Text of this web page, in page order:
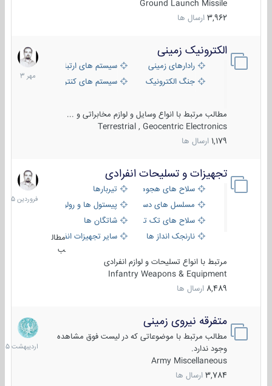
Ground Launch Missile
3,962 ارسال ها
الکترونیک زمینی
رادارهای زمینی
سیستم های ارتباطی و جمع آوری
جنگ الکترونیک
سیستم های کنترل آتش و تجهیزات
مطالب مرتبط با انواع وسایل و لوازم مخابراتی و ...
Terrestrial , Geocentric Electronics
1,179 ارسال ها
1
مهر
1403
تجهیزات و تسلیحات انفرادی
سلاح های هجومی
تیربارها
مسلسل های دستی
پیستول ها و رولورها
سلاح های تک تیر اندازیشاتگان ها
نارنجک انداز ها
سایر تجهیزات انفرادی
مطال
ب
مرتبط با انواع تسلیحات و لوازم انفرادی
Infantry Weapons & Equipment
8,489 ارسال ها
17
فروردین
1405
متفرقه نیروی زمینی
مطالب مرتبط با موضوعاتی که در لیست فوق مشاهده
وجود ندارد.
Army Miscellaneous
3,784 ارسال ها
27
1405